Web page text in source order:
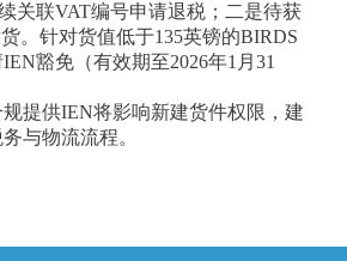
关联VAT编号申请退税；二是待获
。针对货值低于135英镑的BIRDS
豁免（有效期至2026年1月31
提供IEN将影响新建货件权限，建
与物流流程。